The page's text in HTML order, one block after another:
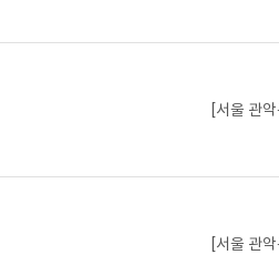
[서울 관
[서울 관